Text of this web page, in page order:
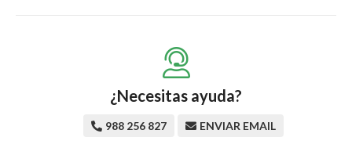
¿Necesitas ayuda?
988 256 827 ENVIAR EMAIL